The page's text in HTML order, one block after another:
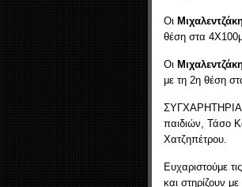
Οι
θέση στα
Οι
με τη 2η θέση
ΣΥΓΧΑΡΗΤΗΡΙΑ
παιδιών, Τάσο
Χατζηπέτρου.
Ευχαριστούμε
και στηρίζουν